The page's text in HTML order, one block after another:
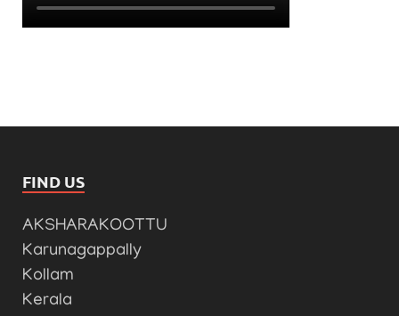
FIND US
AKSHARAKOOTTU
Karunagappally
Kollam
Kerala